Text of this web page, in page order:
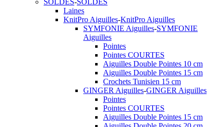
SOLDES-SOLDES
Laines
KnitPro Aiguilles-KnitPro Aiguilles
SYMFONIE Aiguilles-SYMFONIE
Aiguilles
Pointes
Pointes COURTES
Aiguilles Double Pointes 10 cm
Aiguilles Double Pointes 15 cm
Crochets Tunisien 15 cm
GINGER Aiguilles-GINGER Aiguilles
Pointes
Pointes COURTES
Aiguilles Double Pointes 15 cm